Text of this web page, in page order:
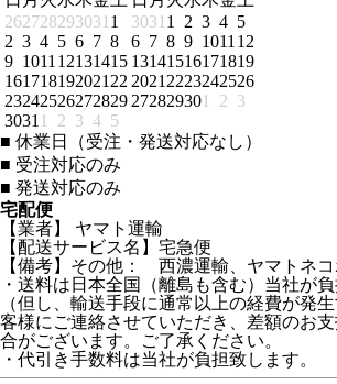
262728293031 1
2 3 4 5 6 7 8
9 1011 12131415
161718192021 22
23242526272829
3031 1 2 3 4 5
3031 1 2 3 4 5
6 7 8 9 1011 12
13141516171819
2021 2223242526
272829301 2 3
■ 休業日（受注・発送対応なし）
■ 受注対応のみ
■ 発送対応のみ
宅配便
【業者】 ヤマト運輸
【配送サービス名】宅急便
【備考】その他： 西濃運輸、ヤマトネ
・送料は日本全国（離島も含む）当社が負
（但し、輸送手段に通常以上の経費が発
客様にご連絡させていただき、差額のお
合がございます。ご了承ください。
・代引き手数料は当社が負担致します。